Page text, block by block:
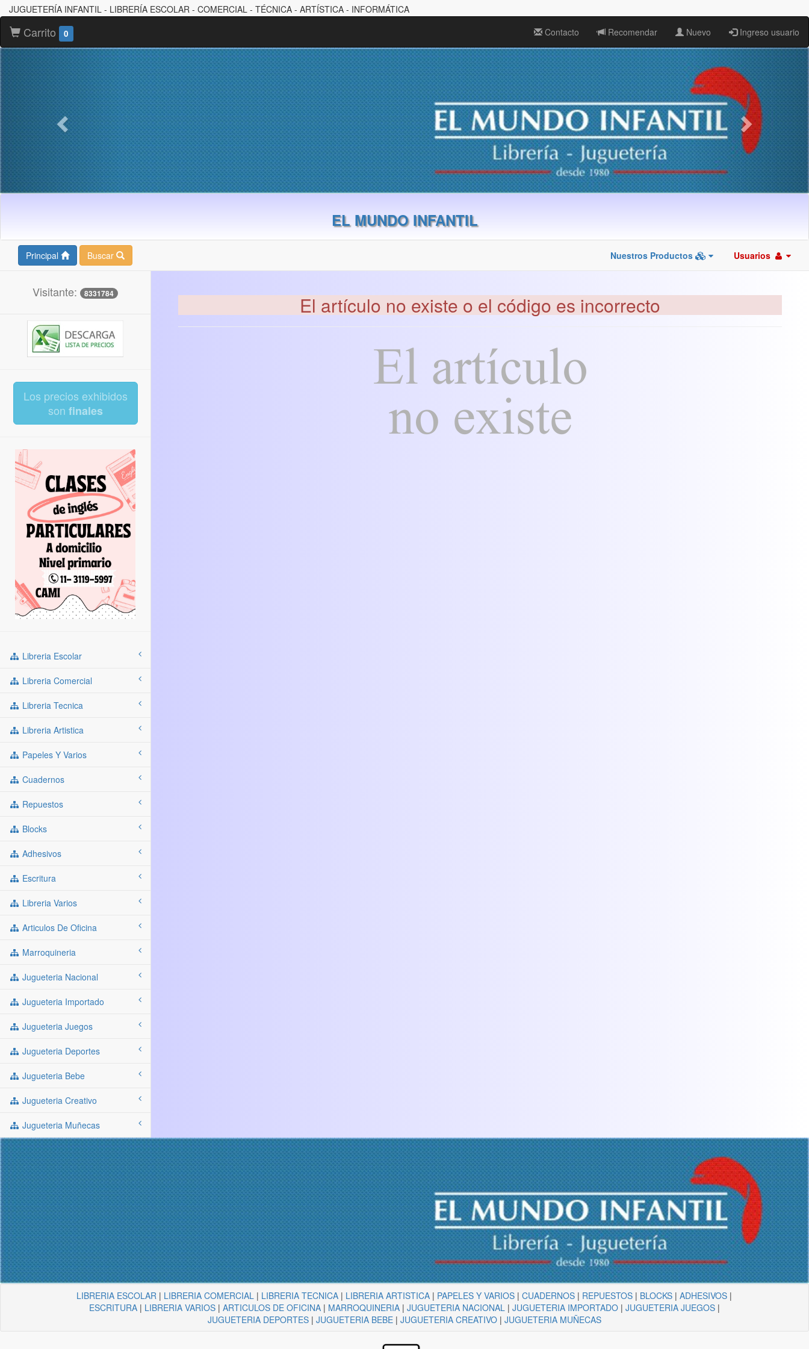
JUGUETERÍA INFANTIL - LIBRERÍA ESCOLAR - COMERCIAL - TÉCNICA - ARTÍSTICA - INFORMÁTICA
Carrito 0 Contacto Recomendar Nuevo Ingreso usuario
EL MUNDO INFANTIL
Principal Buscar Nuestros Productos Usuarios
Visitante: 8331784
Los precios exhibidos
son finales
Libreria Escolar
Libreria Comercial
Libreria Tecnica
Libreria Artistica
Papeles Y Varios
Cuadernos
Repuestos
Blocks
Adhesivos
Escritura
Libreria Varios
Articulos De Oficina
Marroquineria
Jugueteria Nacional
Jugueteria Importado
Jugueteria Juegos
Jugueteria Deportes
Jugueteria Bebe
Jugueteria Creativo
Jugueteria Muñecas
El artículo no existe o el código es incorrecto
LIBRERIA ESCOLAR | LIBRERIA COMERCIAL | LIBRERIA TECNICA | LIBRERIA ARTISTICA | PAPELES Y VARIOS |CUADERNOS | REPUESTOS | BLOCKS |ADHESIVOS |
ESCRITURA| LIBRERIA VARIOS| ARTICULOS DE OFICINA| MARROQUINERIA| JUGUETERIA NACIONAL | JUGUETERIA IMPORTADO| JUGUETERIA JUEGOS|
JUGUETERIA DEPORTES| JUGUETERIA BEBE| JUGUETERIA CREATIVO| JUGUETERIA MUÑECAS